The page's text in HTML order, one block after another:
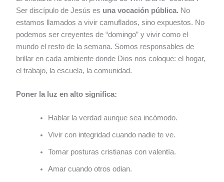
Ser discípulo de Jesús es una vocación pública. No
estamos llamados a vivir camuflados, sino expuestos. No
podemos ser creyentes de “domingo” y vivir como el
mundo el resto de la semana. Somos responsables de
brillar en cada ambiente donde Dios nos coloque: el hogar,
el trabajo, la escuela, la comunidad.
Poner la luz en alto significa:
Hablar la verdad aunque sea incómodo.
Vivir con integridad cuando nadie te ve.
Tomar posturas cristianas con valentía.
Amar cuando otros odian.